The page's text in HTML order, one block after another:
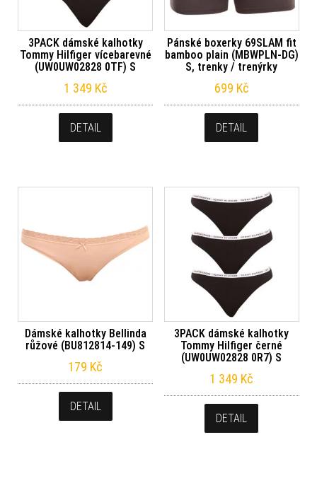
3PACK dámské kalhotky
Tommy Hilfiger vícebarevné
(UW0UW02828 0TF) S
1 349 Kč
DETAIL
Pánské boxerky 69SLAM fit
bamboo plain (MBWPLN-DG)
S, trenky / trenýrky
699 Kč
DETAIL
Dámské kalhotky Bellinda
růžové (BU812814-149) S
179 Kč
DETAIL
3PACK dámské kalhotky
Tommy Hilfiger černé
(UW0UW02828 0R7) S
1 349 Kč
DETAIL